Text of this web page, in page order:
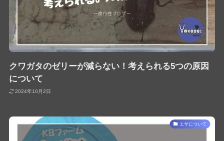
クワガタのゼリーが減らない！考えられる5つの原因
について
2024年10月2日
エサについて